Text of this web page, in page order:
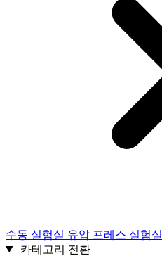
수동 실험실 유압 프레스 실험
카테고리 전환